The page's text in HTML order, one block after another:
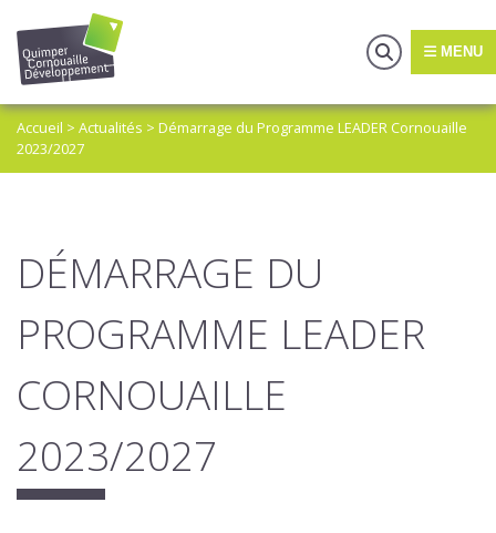
MENU
Accueil > Actualités > Démarrage du Programme LEADER Cornouaille
2023/2027
DÉMARRAGE DU
PROGRAMME LEADER
CORNOUAILLE
2023/2027